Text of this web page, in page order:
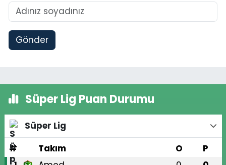
Gönder
Süper Lig Puan Durumu
Süper Lig
#
Takım O P